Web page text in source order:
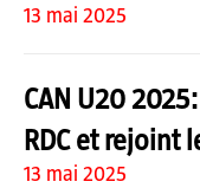
13 mai 2025
CAN U20
RDC et rejoint
13 mai 2025